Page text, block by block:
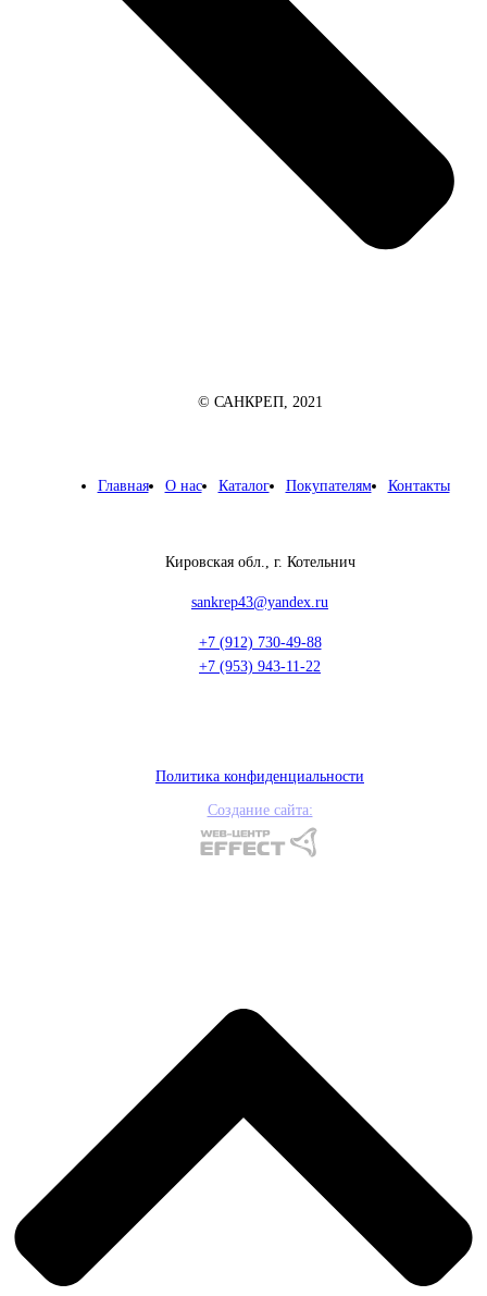
© САНКРЕП, 2021
Главная О нас Каталог Покупателям Контакты
Кировская обл., г. Котельнич
sankrep43@yandex.ru
+7 (912) 730-49-88
+7 (953) 943-11-22
Политика конфиденциальности
Создание сайта: